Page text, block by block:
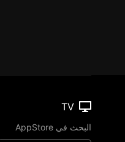
TV
البحث في AppStore